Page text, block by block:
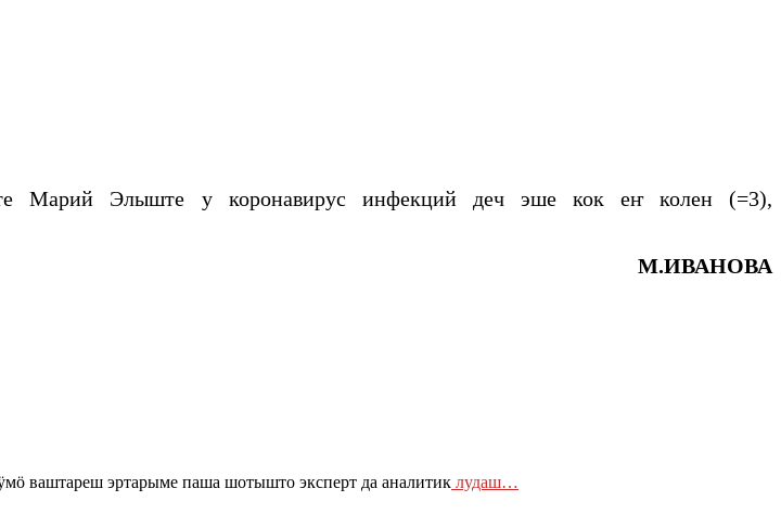
Марий Элыште у коронавирус инфекций деч эше кок еҥ колен (=3),
М.ИВАНОВА
ваштареш эртарыме паша шотышто эксперт да аналитик лудаш…